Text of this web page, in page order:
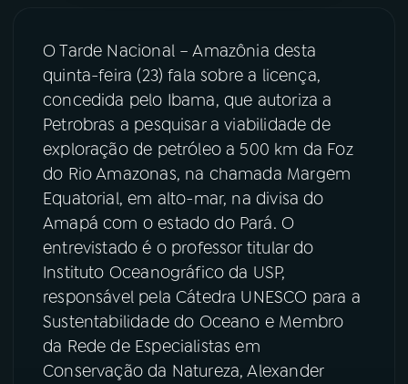
08FESTIVAL DE MÚSICA
ACOMPANHE A RÁDIO NACIONAL
YouTube Facebook
Instagram X
TikTok
O Tarde Nacional – Amazônia desta
quinta-feira (23) fala sobre a licença,
concedida pelo Ibama, que autoriza a
Petrobras a pesquisar a viabilidade de
exploração de petróleo a 500 km da Foz
do Rio Amazonas, na chamada Margem
Equatorial, em alto-mar, na divisa do
Amapá com o estado do Pará. O
entrevistado é o professor titular do
Instituto Oceanográfico da USP,
responsável pela Cátedra UNESCO para a
Sustentabilidade do Oceano e Membro
da Rede de Especialistas em
Conservação da Natureza, Alexander